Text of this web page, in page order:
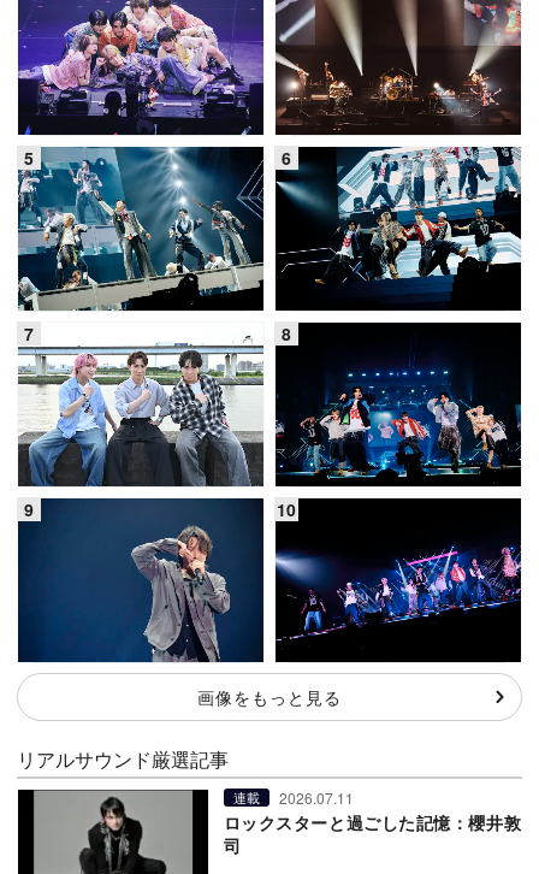
画像をもっと見る
リアルサウンド厳選記事
連載 2026.07.11
ロックスターと過ごした記憶：櫻井敦
司